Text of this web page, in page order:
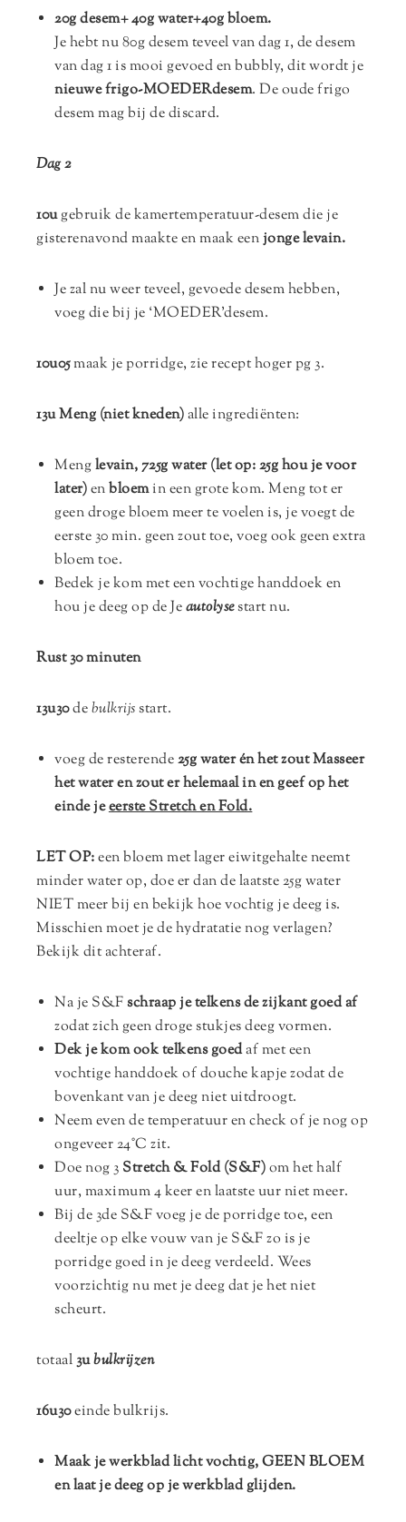
20g desem+ 40g water+40g bloem.
Je hebt nu 80g desem teveel van dag 1, de desem
van dag 1 is mooi gevoed en bubbly, dit wordt je
nieuwe frigo-MOEDERdesem. De oude frigo
desem mag bij de discard.
Dag 2
10ugebruik de kamertemperatuur-desem die je
gisterenavond maakte en maak eenjonge levain.
Je zal nu weer teveel, gevoede desem hebben,
voeg die bij je ‘MOEDER’desem.
10u05maak je porridge, zie recept hoger pg 3.
13u Meng (niet kneden)alle ingrediënten:
Menglevain, 725g water(let op: 25g hou je voor
later)enbloemin een grote kom. Meng tot er
geen droge bloem meer te voelen is, je voegt de
eerste 30 min. geen zout toe, voeg ook geen extra
bloem toe.
Bedek je kom met een vochtige handdoek en
hou je deeg op de Jeautolysestart nu.
Rust 30 minuten
13u30debulkrijsstart.
voeg de resterende25g water én het zoutMasseer
het water en zout er helemaal in en geef op het
einde jeeerste Stretch en Fold.
LET OP:een bloem met lager eiwitgehalte neemt
minder water op, doe er dan de laatste 25g water
NIET meer bij en bekijk hoe vochtig je deeg is.
Misschien moet je de hydratatie nog verlagen?
Bekijk dit achteraf.
Na je S&Fschraap je telkens de zijkant goed af
zodat zich geen droge stukjes deeg vormen.
Dek je kom ook telkens goedaf met een
vochtige handdoek of douche kapje zodat de
bovenkant van je deeg niet uitdroogt.
Neem even de temperatuur en check of je nog op
ongeveer 24°C zit.
Doe nog 3 Stretch & Fold (S&F)om het half
uur, maximum 4 keer en laatste uur niet meer.
Bij de 3de S&F voeg je de porridge toe, een
deeltje op elke vouw van je S&F zo is je
porridge goed in je deeg verdeeld. Wees
voorzichtig nu met je deeg dat je het niet
scheurt.
totaal3ubulkrijzen
16u30einde bulkrijs.
Maak je werkblad licht vochtig, GEEN BLOEM
en laat je deeg op je werkblad glijden.